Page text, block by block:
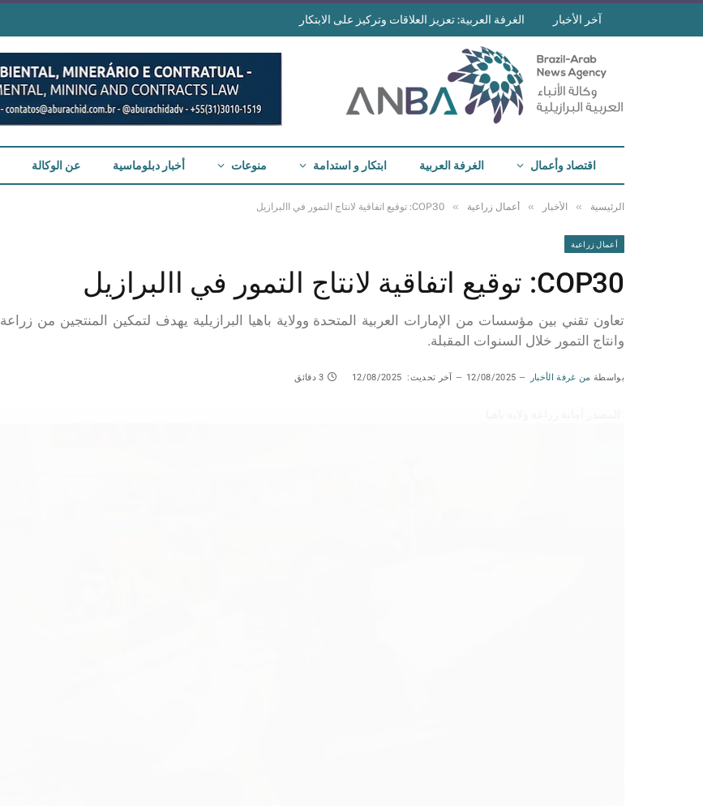
آخر الأخبار الغرفة العربية: تعزيز العلاقات وتركيز على الابتكار
اقتصاد وأعمال الغرفة العربية ابتكار و استدامة منوعات أخبار دبلوماسية عن الوكالة
الرئيسية » الأخبار » أعمال زراعية » COP30: توقيع اتفاقية لانتاج التمور في االبرازيل
أعمال زراعية
COP30: توقيع اتفاقية لانتاج التمور في االبرازيل
تعاون تقني بين مؤسسات من الإمارات العربية المتحدة وولاية باهيا البرازيلية يهدف لتمكين المنتجين من زراعة
وانتاج التمور خلال السنوات المقبلة.
بواسطة من غرفة الأخبار 12/08/2025 آخر تحديث: 12/08/2025 3 دقائق